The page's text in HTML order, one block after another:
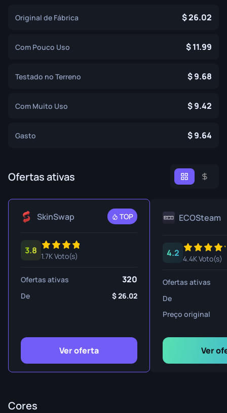
Original de Fábrica 26.02
Com Pouco Uso 11.99
Testado no Terreno 9.68
Com Muito Uso 9.42
Gasto 9.64
Ofertas ativas
SkinSwap TOP
3.8
1.7K Voto(s)
Ofertas ativas 320
De 26.02
Ver oferta
ECOSteam
4.2
4.4K Voto(s)
Ofertas ativas
De
Preço original
Ver
Cores